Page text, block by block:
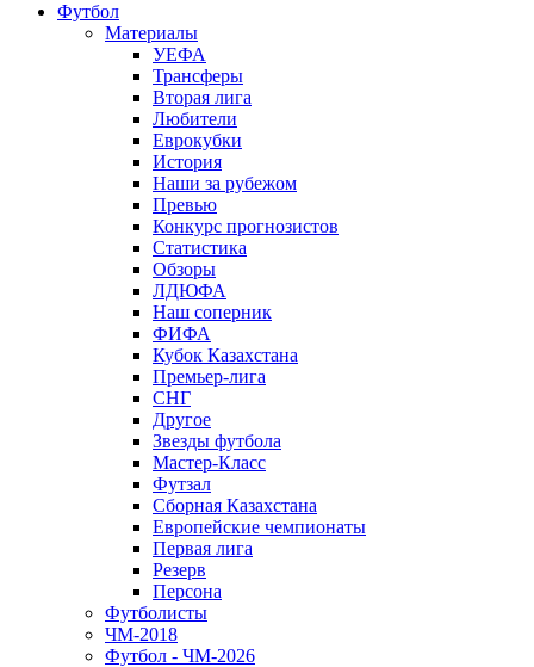
Футбол
Материалы
УЕФА
Трансферы
Вторая лига
Любители
Еврокубки
История
Наши за рубежом
Превью
Конкурс прогнозистов
Статистика
Обзоры
ЛДЮФА
Наш соперник
ФИФА
Кубок Казахстана
Премьер-лига
СНГ
Другое
Звезды футбола
Мастер-Класс
Футзал
Сборная Казахстана
Европейские чемпионаты
Первая лига
Резерв
Персона
Футболисты
ЧМ-2018
Футбол - ЧМ-2026